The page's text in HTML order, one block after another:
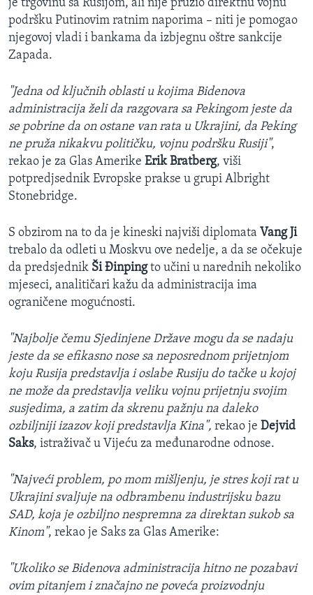
je trgovinu sa Rusijom, ali nije pružio direktnu vojnu
podršku Putinovim ratnim naporima – niti je pomogao
njegovoj vladi i bankama da izbjegnu oštre sankcije
Zapada.
"Jedna od ključnih oblasti u kojima Bidenova
administracija želi da razgovara sa Pekingom jeste da
se pobrine da on ostane van rata u Ukrajini, da Peking
ne pruža nikakvu političku, vojnu podršku Rusiji",
rekao je za Glas Amerike Erik Bratberg, viši
potpredjsednik Evropske prakse u grupi Albright
Stonebridge.
S obzirom na to da je kineski najviši diplomata Vang Ji
trebalo da odleti u Moskvu ove nedelje, a da se očekuje
da predsjednik Ši Đinpingto učini u narednih nekoliko
mjeseci, analitičari kažu da administracija ima
ograničene mogućnosti.
"Najbolje čemu Sjedinjene Države mogu da se nadaju
jeste da se efikasno nose sa neposrednom prijetnjom
koju Rusija predstavlja i oslabe Rusiju do tačke u kojoj
ne može da predstavlja veliku vojnu prijetnju svojim
susjedima, a zatim da skrenu pažnju na daleko
ozbiljniji izazov koji predstavlja Kina", rekao je Dejvid
Saks, istraživač u Vijeću za međunarodne odnose.
"Najveći problem, po mom mišljenju, je stres koji rat u
Ukrajini svaljuje na odbrambenu industrijsku bazu
SAD, koja je ozbiljno nespremna za direktan sukob sa
Kinom", rekao je Saks za Glas Amerike:
"Ukoliko se Bidenova administracija hitno ne pozabavi
ovim pitanjem i značajno ne poveća proizvodnju